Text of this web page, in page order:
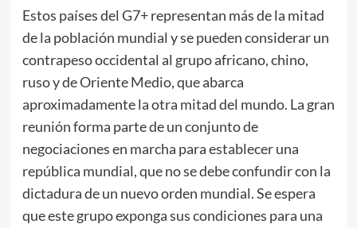
Estos países del G7+ representan más de la mitad
de la población mundial y se pueden considerar un
contrapeso occidental al grupo africano, chino,
ruso y de Oriente Medio, que abarca
aproximadamente la otra mitad del mundo. La gran
reunión forma parte de un conjunto de
negociaciones en marcha para establecer una
república mundial, que no se debe confundir con la
dictadura de un nuevo orden mundial. Se espera
que este grupo exponga sus condiciones para una